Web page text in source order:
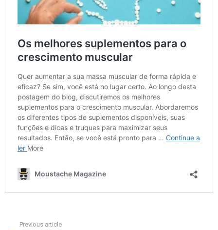
Previous article